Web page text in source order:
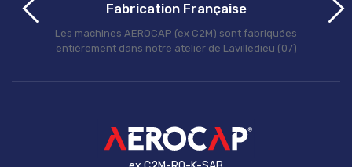
Fabrication Française
Les machines AEROCAP (ex C2M) sont fabriquées
entièrement dans notre atelier de Lavilledieu (07)